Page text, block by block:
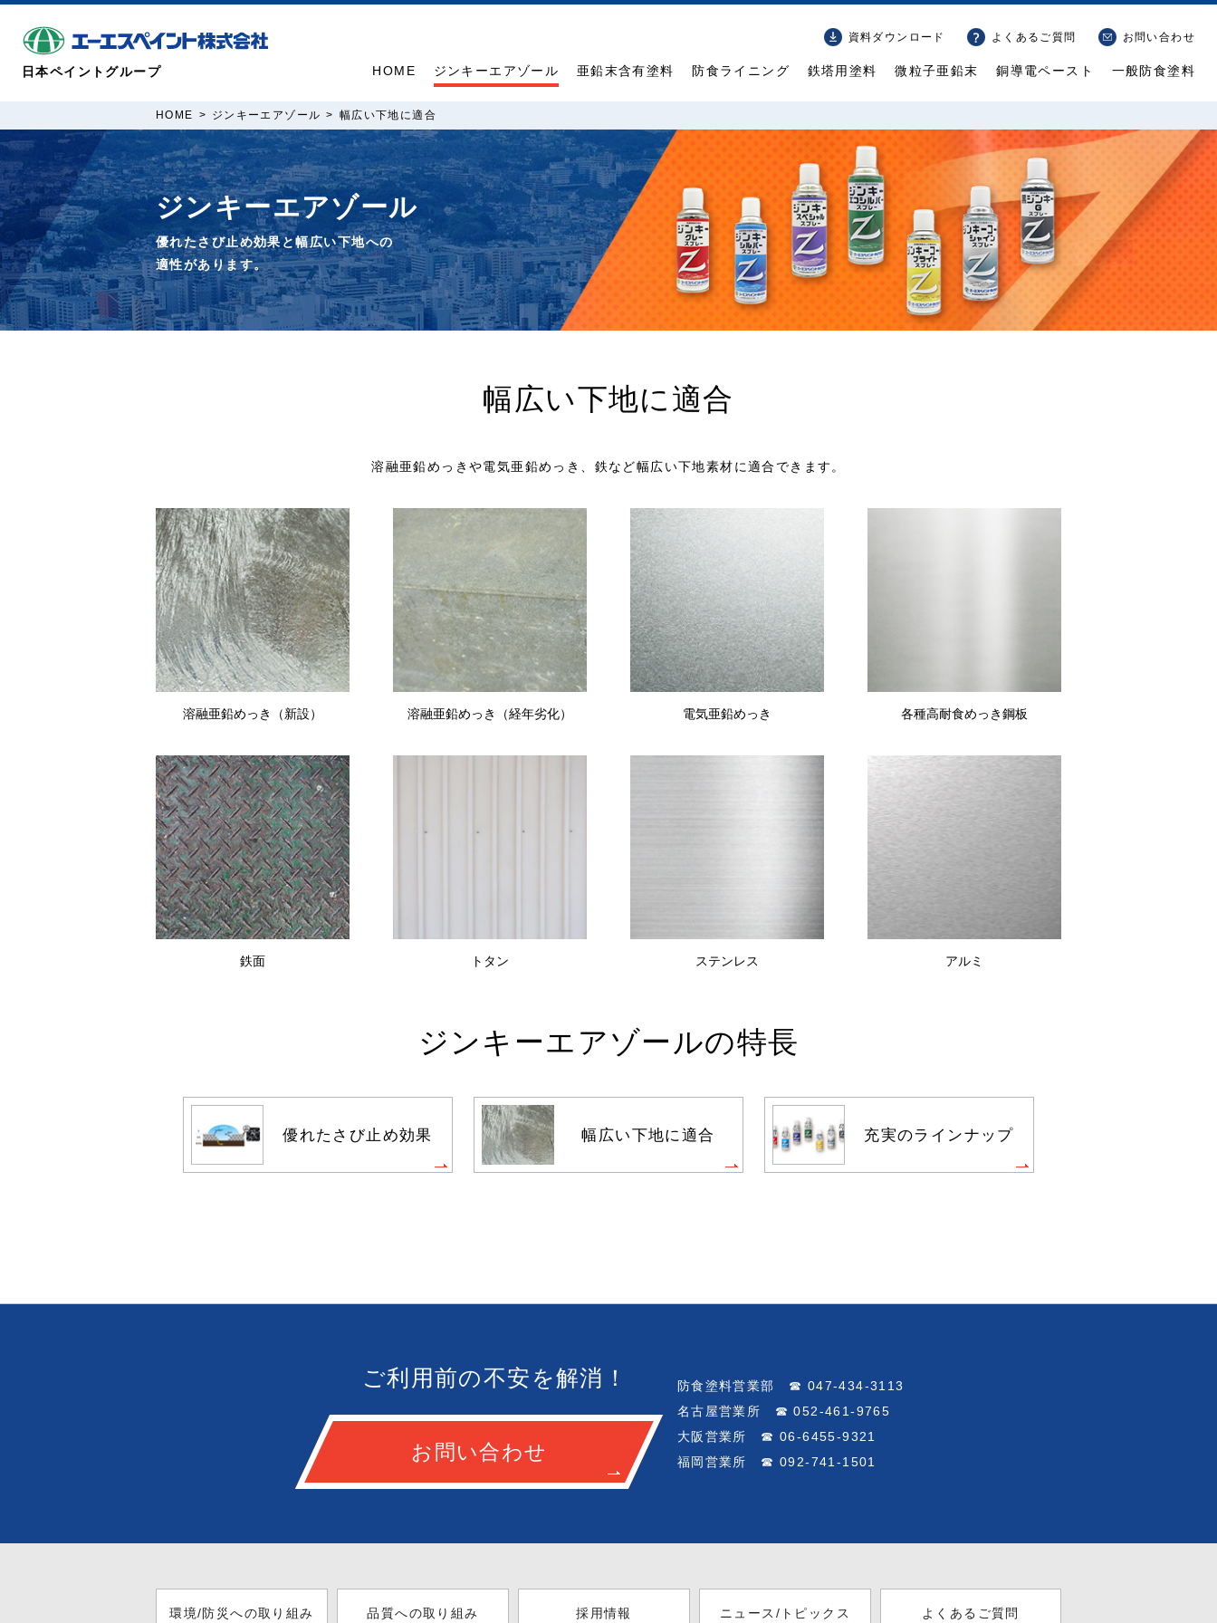
日本ペイントグループ
資料ダウンロード よくあるご質問 お問い合わせ
HOME ジンキーエアゾール 亜鉛末含有塗料 防食ライニング 鉄塔用 塗料 微粒子亜鉛末 銅導電ペースト 一般防食塗料
HOME ジンキーエアゾール 幅広い下地に適合
ジンキーエアゾール
優れたさび止め効果と幅広い下地​への
適性があります。
幅広い下地に適合
溶融亜鉛めっきや電気亜鉛めっき、鉄など幅広い下地素材に適合できます。
溶融亜鉛めっき（新設） 溶融亜鉛めっき（経年劣化） 電気亜鉛めっき 各種高耐食めっき鋼板
鉄面 トタン ステンレス アルミ
ジンキーエアゾールの特長
優れたさび止め効果 幅広い下地に適合 充実のラインナップ
ご利用前の不安を解消！
お問い合わせ
防食塗料営業部 ☎ 047-434-3113
名古屋営業所 ☎ 052-461-9765
大阪営業所 ☎ 06-6455-9321
福岡営業所 ☎ 092-741-1501
環境/防災への取り組み 品質への取り組み 採用情報 ニュース/トピックス よくあるご質問